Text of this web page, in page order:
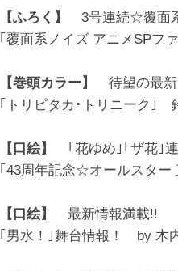
【ふろく】
3号連続☆覆面
｢覆面系ノイズ アニメSPフ
【巻頭カラー】 待望の最
｢トリピタカ･トリニーク｣
【口絵】
｢花ゆめ｣｢ザ花｣
｢43周年記念☆オールスター
【口絵】
最新情報満載!!
｢男水！｣舞台情報！ by 木